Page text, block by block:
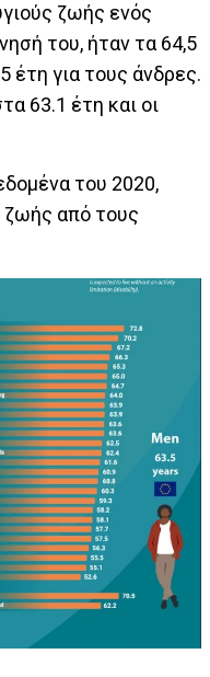
ζωής ενός
του, ήταν τα 64,5
έτη για τους άνδρες.
63.1 έτη και οι
του 2020,
ζωής από τους